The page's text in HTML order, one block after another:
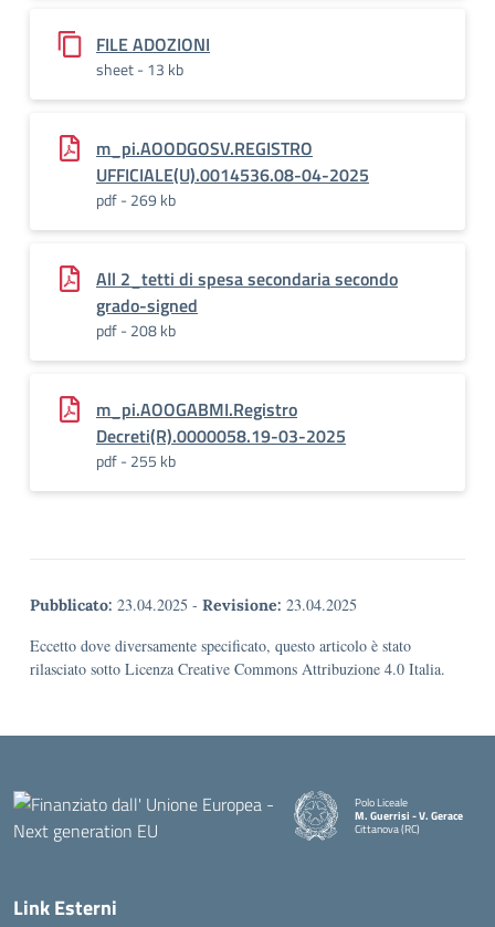
FILE ADOZIONI
sheet - 13 kb
m_pi.AOODGOSV.REGISTRO
UFFICIALE(U).0014536.08-04-2025
pdf - 269 kb
All 2_tetti di spesa secondaria secondo
grado-signed
pdf - 208 kb
m_pi.AOOGABMI.Registro
Decreti(R).0000058.19-03-2025
pdf - 255 kb
Pubblicato: 23.04.2025 - Revisione: 23.04.2025
Eccetto dove diversamente specificato, questo articolo è stato
rilasciato sotto Licenza Creative Commons Attribuzione 4.0 Italia.
Polo Liceale
M. Guerrisi - V. Gerace
Cittanova (RC)
Link Esterni